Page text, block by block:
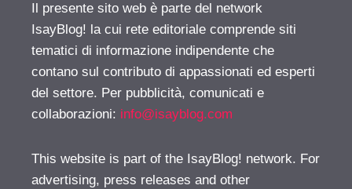
Il presente sito web è parte del network
IsayBlog! la cui rete editoriale comprende siti
tematici di informazione indipendente che
contano sul contributo di appassionati ed esperti
del settore. Per pubblicità, comunicati e
collaborazioni: info@isayblog.com
This website is part of the IsayBlog! network. For
advertising, press releases and other